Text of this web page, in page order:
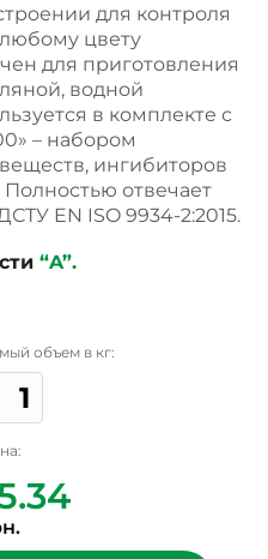
для контроля
цвету
для приготовления
водной
в комплекте с
– набором
ингибиторов
отвечает
EN ISO 9934-2:2015.
“A”.
объем в кг: